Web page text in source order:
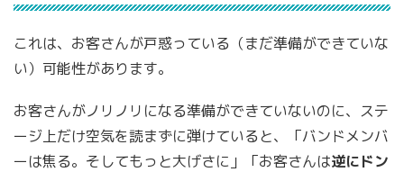
これは、お客さんが戸惑っている（まだ準備ができていな
い）可能性があります。
お客さんがノリノリになる準備ができていないのに、ステ
ージ上だけ空気を読まずに弾けていると、「バンドメンバ
ーは焦る。そしてもっと大げさに」「お客さんは逆にドン